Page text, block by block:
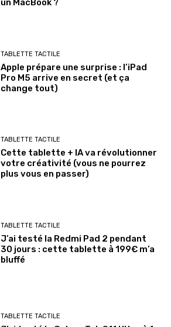
un MacBook ?
TABLETTE TACTILE
Apple prépare une surprise : l’iPad
Pro M5 arrive en secret (et ça
change tout)
TABLETTE TACTILE
Cette tablette + IA va révolutionner
votre créativité (vous ne pourrez
plus vous en passer)
TABLETTE TACTILE
J’ai testé la Redmi Pad 2 pendant
30 jours : cette tablette à 199€ m’a
bluffé
TABLETTE TACTILE